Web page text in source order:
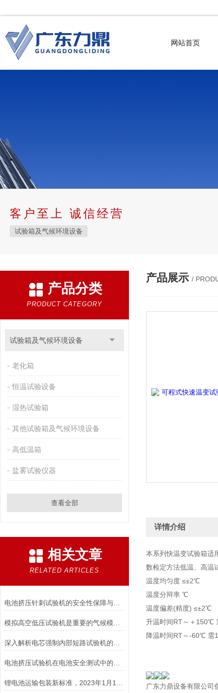
网站首页
客户至上 诚信经营
试验箱及气候环境设备
产品分类
PRODUCT CATEGORY
试验箱及气候环境设备
老化箱
恒温试验设备
湿热试验箱
其他试验箱及气候环境设备
高低温箱
盐雾试验仪器
查看全部
相关文章
RELATED ARTICLES
电池挤压针刺试验机的安全性保障与风险控制介绍
模拟高空低压试验机是重要的气候模拟设备
产品展示 /
详情介绍
本系列快温变试验箱适
数检定方法低温、高温
温度均匀度 ≤±2℃
温度分辩率 ℃
温度偏差(精度) ≤±2℃
升温时间RT～＋150℃
降温时间RT～-60℃ 需
广东力鼎设备有限公司